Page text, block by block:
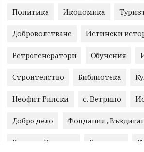
Политика Икономика
Доброволстване Истински
Ветрогенератори Обучения
Строителство Библиотека
Неофит Рилски с. Ветрино
Добро дело Фондация
Красиво Ветрино Развитие